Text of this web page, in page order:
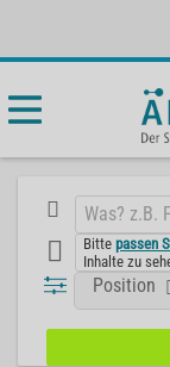
Bittepassen
Inhalte zu
Position